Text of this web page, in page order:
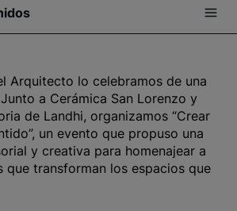
Arquitecto lo celebramos de una
a Cerámica San Lorenzo y
de Landhi, organizamos “Crear
un evento que propuso una
y creativa para homenajear a
que transforman los espacios que